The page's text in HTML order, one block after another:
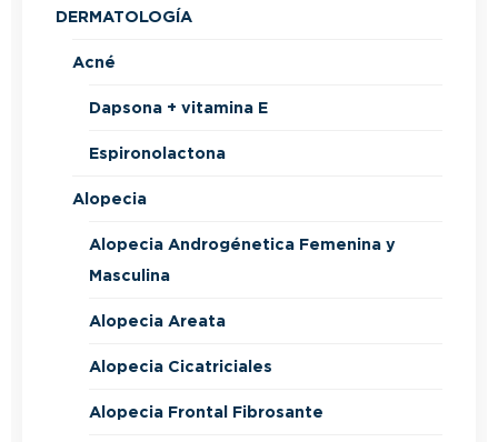
DERMATOLOGÍA
Acné
Dapsona + vitamina E
Espironolactona
Alopecia
Alopecia Androgénetica Femenina y
Masculina
Alopecia Areata
Alopecia Cicatriciales
Alopecia Frontal Fibrosante